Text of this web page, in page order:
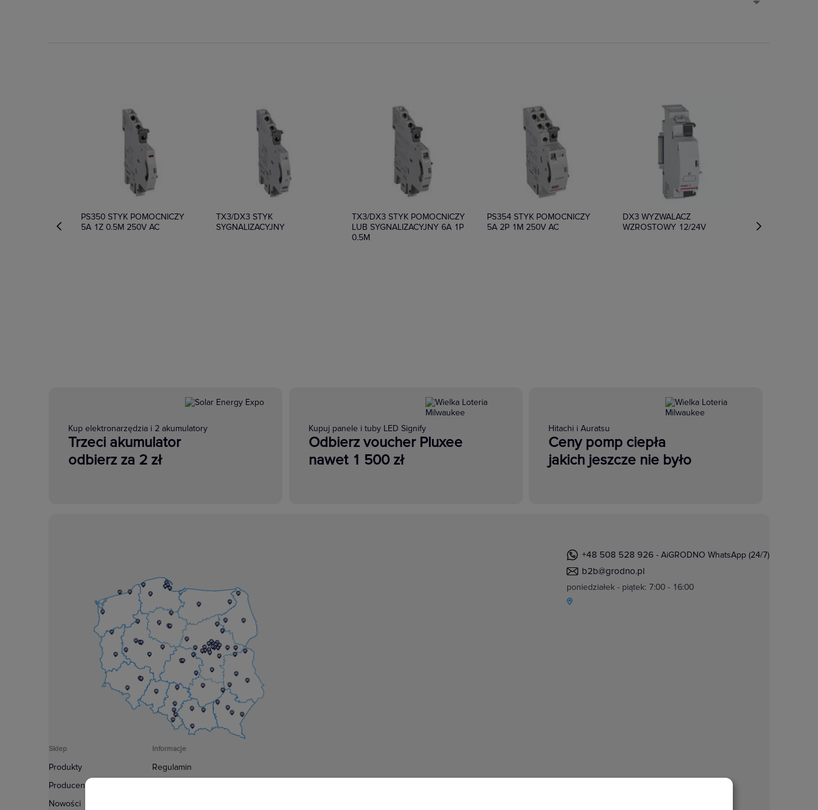
PS350 STYK POMOCNICZY
5A 1Z 0.5M 250V AC
TX3/DX3 STYK
SYGNALIZACYJNY
TX3/DX3 STYK POMOCNICZY
LUB SYGNALIZACYJNY 6A 1P
0.5M
PS354 STYK POMOCNICZY
5A 2P 1M 250V AC
DX3 WYZWALACZ
WZROSTOWY 12/24V
Kup elektronarzędzia i 2 akumulatory
Trzeci akumulator
odbierz za 2 zł
Kupuj panele i tuby LED Signify
Odbierz voucher Pluxee
nawet 1 500 zł
Hitachi i Auratsu
Ceny pomp ciepła
jakich jeszcze nie było
+48 508 528 926 - AiGRODNO WhatsApp (24/7)
b2b@grodno.pl
poniedziałek - piątek: 7:00 - 16:00
Sklep
Produkty
Producenci
Nowości
Informacje
Regulamin